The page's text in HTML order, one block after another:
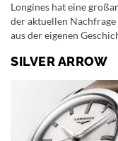
Longines hat eine
der aktuellen
aus der eigenen
SILVER ARROW